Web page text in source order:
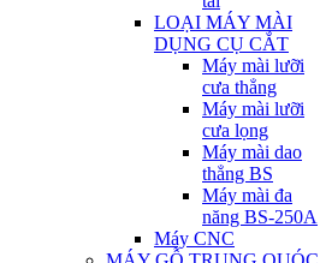
LOẠI MÁY MÀI
DỤNG CỤ CẮT
Máy mài lưỡi
cưa thẳng
Máy mài lưỡi
cưa lọng
Máy mài dao
thẳng BS
Máy mài đa
năng BS-250A
Máy CNC